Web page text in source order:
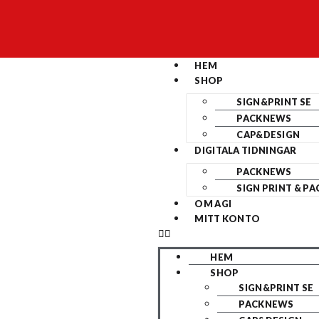
HEM
SHOP
SIGN&PRINT SE
PACKNEWS
CAP&DESIGN
DIGITALA TIDNINGAR
PACKNEWS
SIGN PRINT &
OM AGI
MITT KONTO
HEM
SHOP
SIGN&PRINT SE
PACKNEWS